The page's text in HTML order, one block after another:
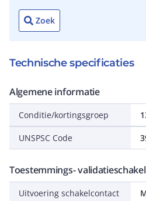
Zoek
Technische specificaties
Algemene informatie
Conditie/kortingsgroep
UNSPSC Code
Toestemmings-
Uitvoering schakelcontact